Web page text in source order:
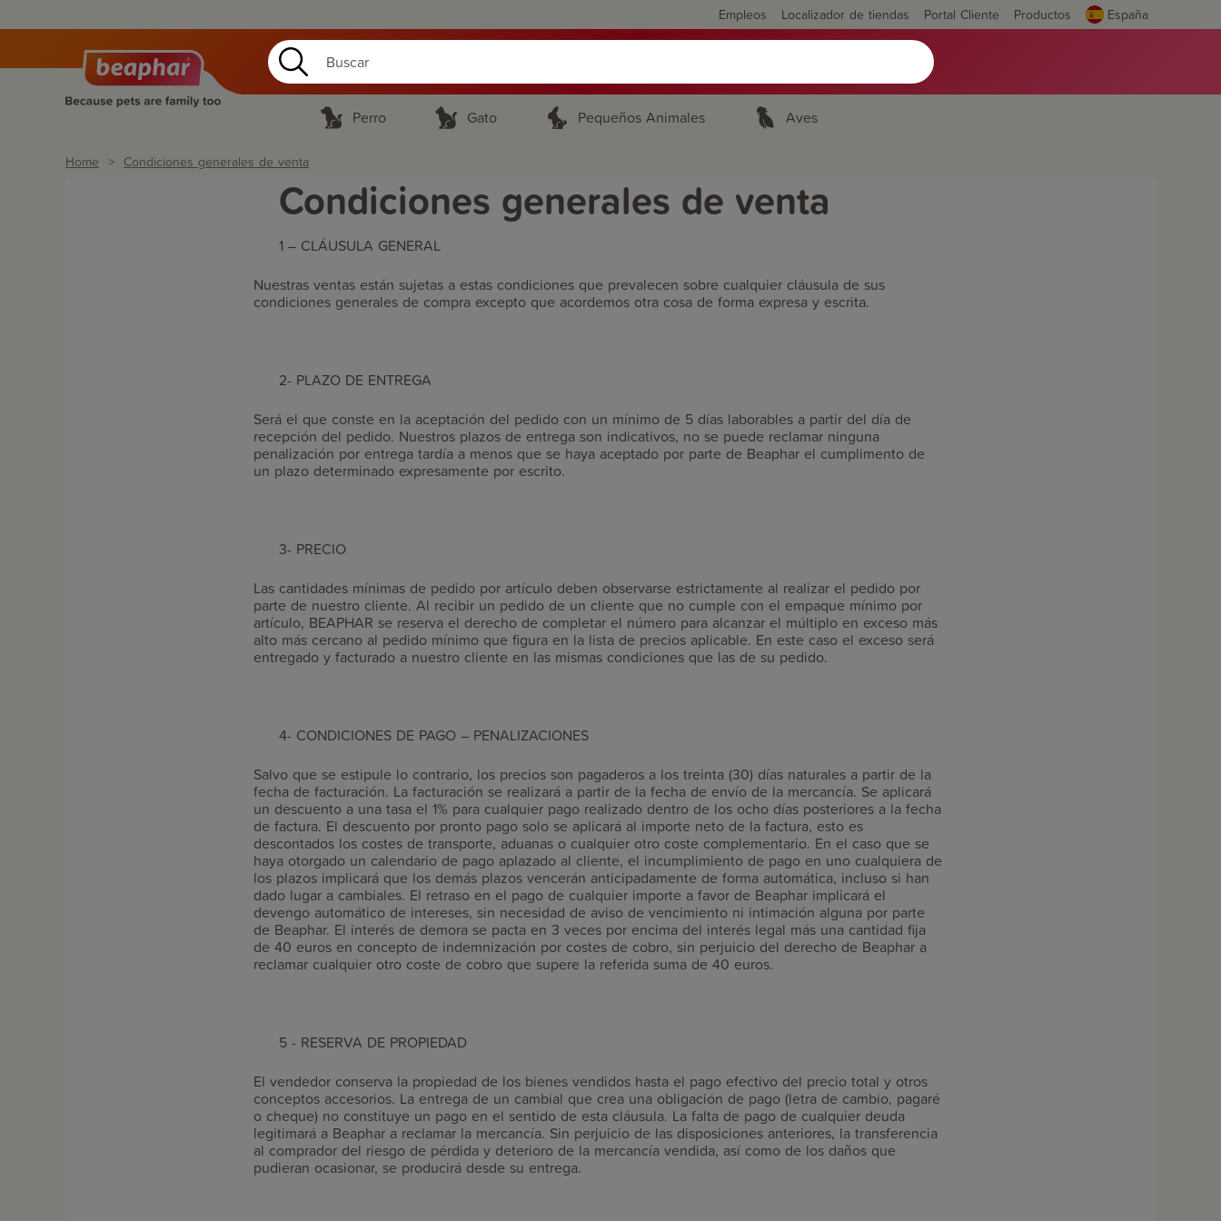
Empleos Localizador de tiendas Portal Cliente Productos España
Perro Gato Pequeños Animales Aves
Home Condiciones generales de venta
Condiciones generales de venta
1 – CLÁUSULA GENERAL
Nuestras ventas están sujetas a estas condiciones que prevalecen sobre cualquier cláusula de sus
condiciones generales de compra excepto que acordemos otra cosa de forma expresa y escrita.
2- PLAZO DE ENTREGA
Será el que conste en la aceptación del pedido con un mínimo de 5 días laborables a partir del día de
recepción del pedido. Nuestros plazos de entrega son indicativos, no se puede reclamar ninguna
penalización por entrega tardía a menos que se haya aceptado por parte de Beaphar el cumplimento de
un plazo determinado expresamente por escrito.
3- PRECIO
Las cantidades mínimas de pedido por artículo deben observarse estrictamente al realizar el pedido por
parte de nuestro cliente. Al recibir un pedido de un cliente que no cumple con el empaque mínimo por
artículo, BEAPHAR se reserva el derecho de completar el número para alcanzar el múltiplo en exceso más
alto más cercano al pedido mínimo que figura en la lista de precios aplicable. En este caso el exceso será
entregado y facturado a nuestro cliente en las mismas condiciones que las de su pedido.
4- CONDICIONES DE PAGO – PENALIZACIONES
Salvo que se estipule lo contrario, los precios son pagaderos a los treinta (30) días naturales a partir de la
fecha de facturación. La facturación se realizará a partir de la fecha de envío de la mercancía. Se aplicará
un descuento a una tasa el 1% para cualquier pago realizado dentro de los ocho días posteriores a la fecha
de factura. El descuento por pronto pago solo se aplicará al importe neto de la factura, esto es
descontados los costes de transporte, aduanas o cualquier otro coste complementario. En el caso que se
haya otorgado un calendario de pago aplazado al cliente, el incumplimiento de pago en uno cualquiera de
los plazos implicará que los demás plazos vencerán anticipadamente de forma automática, incluso si han
dado lugar a cambiales. El retraso en el pago de cualquier importe a favor de Beaphar implicará el
devengo automático de intereses, sin necesidad de aviso de vencimiento ni intimación alguna por parte
de Beaphar. El interés de demora se pacta en 3 veces por encima del interés legal más una cantidad fija
de 40 euros en concepto de indemnización por costes de cobro, sin perjuicio del derecho de Beaphar a
reclamar cualquier otro coste de cobro que supere la referida suma de 40 euros.
5 - RESERVA DE PROPIEDAD
El vendedor conserva la propiedad de los bienes vendidos hasta el pago efectivo del precio total y otros
conceptos accesorios. La entrega de un cambial que crea una obligación de pago (letra de cambio, pagaré
o cheque) no constituye un pago en el sentido de esta cláusula. La falta de pago de cualquier deuda
legitimará a Beaphar a reclamar la mercancía. Sin perjuicio de las disposiciones anteriores, la transferencia
al comprador del riesgo de pérdida y deterioro de la mercancía vendida, así como de los daños que
pudieran ocasionar, se producirá desde su entrega.